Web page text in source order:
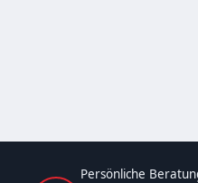
Persönliche